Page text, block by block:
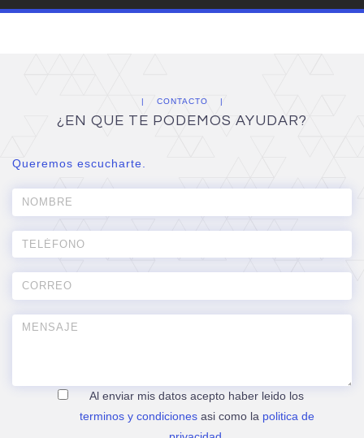
CONTACTO
¿EN QUE TE PODEMOS AYUDAR?
Queremos escucharte.
Al enviar mis datos acepto haber leido los
terminos y condicionesasi como la politica de